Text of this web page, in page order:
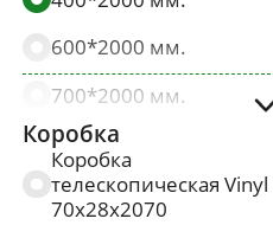
600*2000 мм.
700*2000 мм.
800*2000 мм.
900*2000 мм.
Коробка
Коробка
телескопическая Vinyl
70х28х2070